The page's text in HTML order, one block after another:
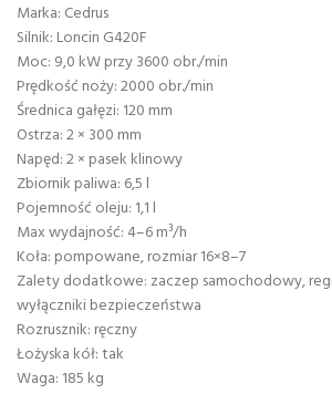
Marka: Cedrus
Silnik: Loncin G420F
Moc: 9,0 kW przy 3600 obr./min
Prędkość noży: 2000 obr./min
Średnica gałęzi: 120 mm
Ostrza: 2 × 300 mm
Napęd: 2 × pasek klinowy
Zbiornik paliwa: 6,5 l
Pojemność oleju: 1,1 l
Max wydajność: 4–6 m³/h
Koła: pompowane, rozmiar 16×8–7
Zalety dodatkowe: zaczep samochodowy,
wyłączniki bezpieczeństwa
Rozrusznik: ręczny
Łożyska kół: tak
Waga: 185 kg